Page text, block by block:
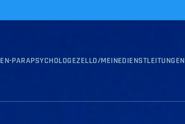
EN-PARAPSYCHOLOGEZELLO/MEINEDIENSTLEITUNGEN